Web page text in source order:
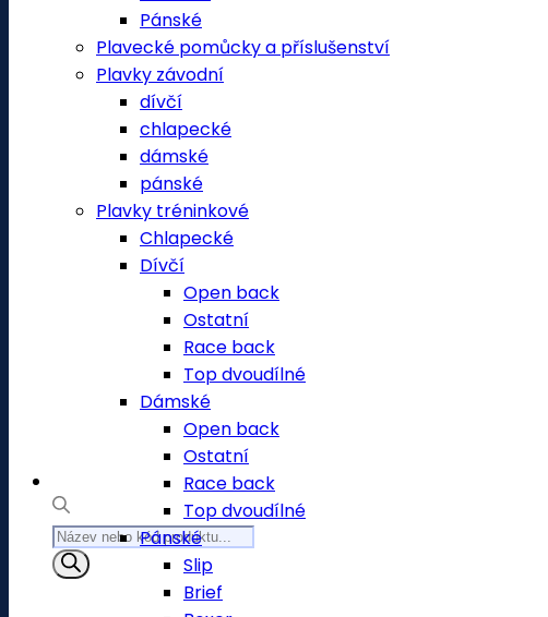
Products
search
Pánské
Plavecké pomůcky a příslušenství
Plavky závodní
dívčí
chlapecké
dámské
pánské
Plavky tréninkové
Chlapecké
Dívčí
Open back
Ostatní
Race back
Top dvoudílné
Dámské
Open back
Ostatní
Race back
Top dvoudílné
Pánské
Slip
Brief